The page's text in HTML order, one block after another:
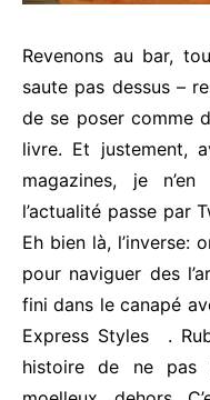
Revenons au bar,
saute pas dessus –
de se poser comme
livre. Et justement,
magazines, je
l’actualité passe par
Eh bien là, l’inverse:
pour naviguer des
fini dans le canapé
Express Styles .
histoire de ne pas